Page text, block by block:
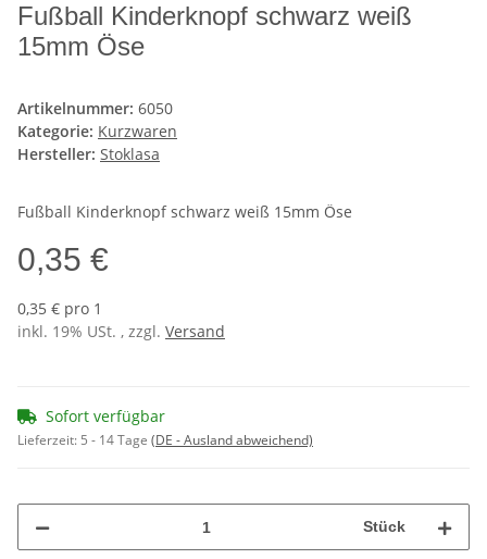
Fußball Kinderknopf schwarz weiß
15mm Öse
Artikelnummer: 6050
Kategorie: Kurzwaren
Hersteller: Stoklasa
Fußball Kinderknopf schwarz weiß 15mm Öse
0,35 €
0,35 € pro 1
inkl. 19% USt. , zzgl. Versand
Sofort verfügbar
Lieferzeit: 5 - 14 Tage (DE - Ausland abweichend)
Stück